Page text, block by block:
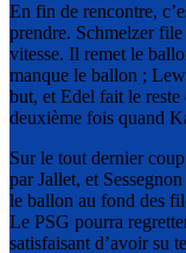
En fin de rencontre,
prendre. Schmelzer
vitesse. Il remet le
manque le ballon ;
but, et Edel fait le
deuxième fois quand
Sur le tout dernier
par Jallet, et
le ballon au fond des
Le PSG pourra
satisfaisant d’avoir su